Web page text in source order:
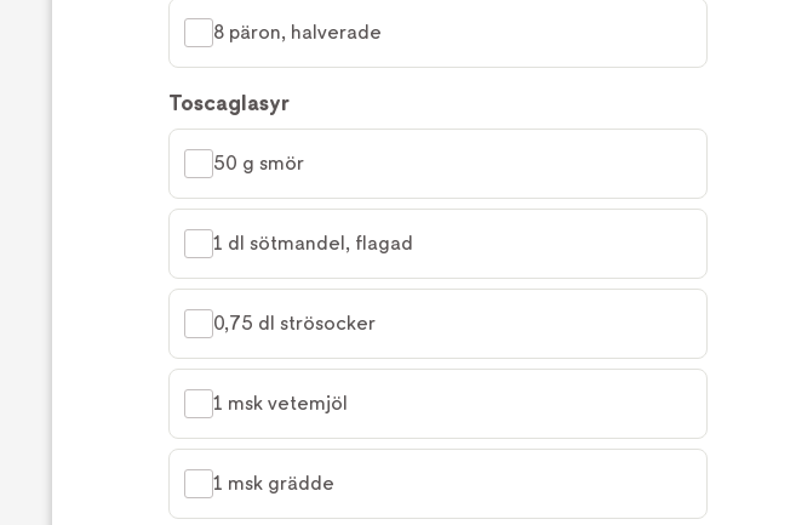
8 päron, halverade
Toscaglasyr
50 g smör
1 dl sötmandel, flagad
0,75 dl strösocker
1 msk vetemjöl
1 msk grädde